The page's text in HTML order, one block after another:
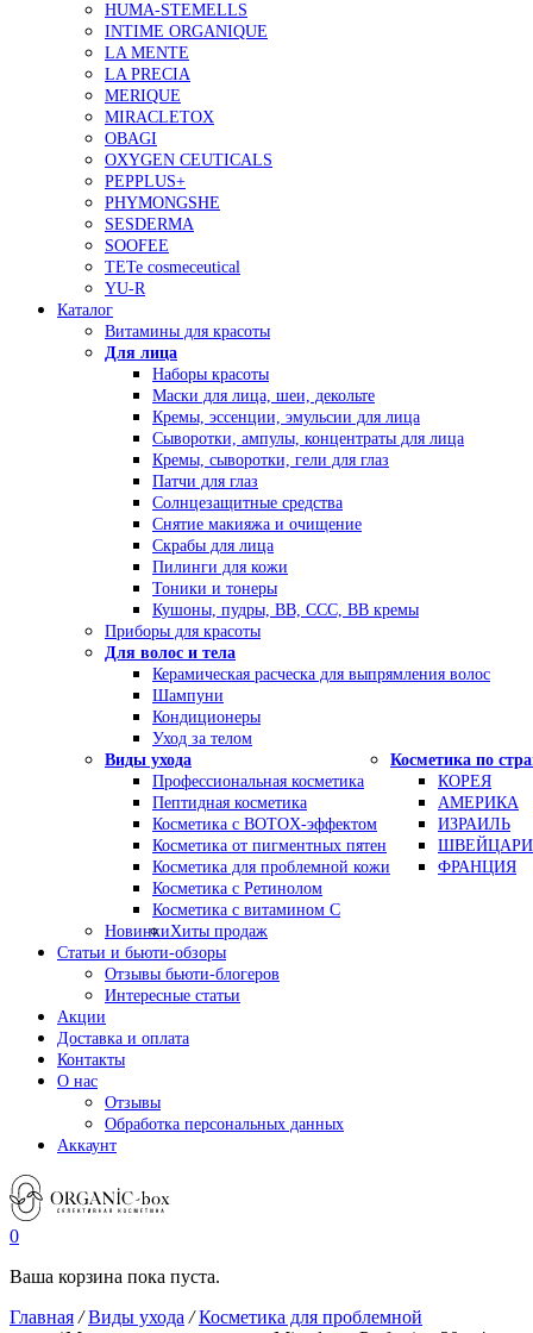
HUMA-STEMELLS
INTIME ORGANIQUE
LA MENTE
LA PRECIA
MERIQUE
MIRACLETOX
OBAGI
OXYGEN CEUTICALS
PEPPLUS+
PHYMONGSHE
SESDERMA
SOOFEE
TETe cosmeceutical
YU-R
Каталог
Витамины для красоты
Для лица
Наборы красоты
Маски для лица, шеи, декольте
Кремы, эссенции, эмульсии для лица
Сыворотки, ампулы, концентраты для лица
Кремы, сыворотки, гели для глаз
Патчи для глаз
Солнцезащитные средства
Снятие макияжа и очищение
Скрабы для лица
Пилинги для кожи
Тоники и тонеры
Кушоны, пудры, ВВ, ССС, ВВ кремы
Приборы для красоты
Для волос и тела
Керамическая расческа для выпрямления волос
Шампуни
Кондиционеры
Уход за телом
Виды ухода
Профессиональная косметика
Пептидная косметика
Косметика с BOTOX-эффектом
Косметика от пигментных пятен
Косметика для проблемной кожи
Косметика с Ретинолом
Косметика с витамином С
Косметика по
КОРЕЯ
АМЕРИКА
ИЗРАИЛЬ
ФРАНЦИЯ
НовинкиХиты продаж
Статьи и бьюти-обзоры
Отзывы бьюти-блогеров
Интересные статьи
Акции
Доставка и оплата
Контакты
О нас
Отзывы
Обработка персональных данных
Аккаунт
0
Ваша корзина пока пуста.
Главная /Виды ухода /Косметика для проблемной